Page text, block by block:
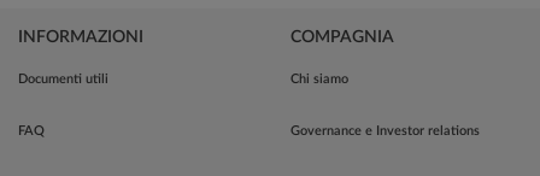
INFORMAZIONI
Documenti utili
FAQ
COMPAGNIA
Chi siamo
Governance e Investor relations